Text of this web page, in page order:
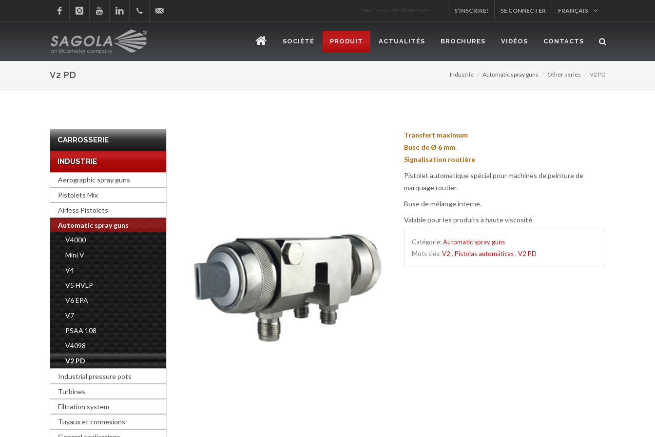
Linkedin+34
945
ENREGISTREZ VOTRE PRODUIT! S'INSCRIRE! SE CONNECTER FRANÇAIS
SOCIÉTÉ PRODUIT ACTUALITÉS BROCHURES VIDÉOS CONTACTS
V2 PD Industrie Automatic spray guns Other series V2 PD
Transfert maximum
Buse de Ø 6 mm.
Signalisation routière
Pistolet automatique spécial pour machines de peinture de
marquage routier.
Buse de mélange interne.
Valable pour les produits à haute viscosité.
Catégorie:Automatic spray guns
Mots clés:V2 ,Pistolas automáticas,V2 PD
CARROSSERIE
INDUSTRIE
Aerographic spray guns
Pistolets Mix
Airless Pistolets
Automatic spray guns
V4000
Mini V
V4
V5 HVLP
V6 EPA
V7
PSAA 108
V4098
V2 PD
Industrial pressure pots
Turbines
Filtration system
Tuyaux et connexions